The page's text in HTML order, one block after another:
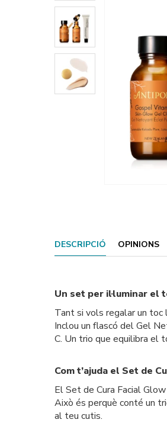
DESCRIPCIÓ OPINIONS
Un set per il·luminar el
Tant si vols regalar un toc
Inclou un flascó del Gel
C. Un trio que equilibra el
Com t’ajuda el Set de
El Set de Cura Facial
Això és perquè conté un
al teu cutis.